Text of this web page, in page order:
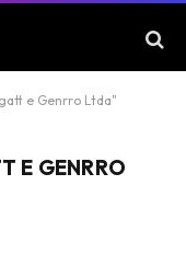
e Genrro Ltda"
E GENRRO